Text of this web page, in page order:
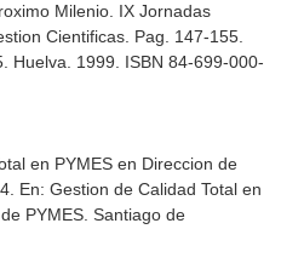
Milenio. IX Jornadas
Cientificas. Pag. 147-155.
. Huelva. 1999. ISBN 84-699-000-
en PYMES en Direccion de
En: Gestion de Calidad Total en
PYMES. Santiago de